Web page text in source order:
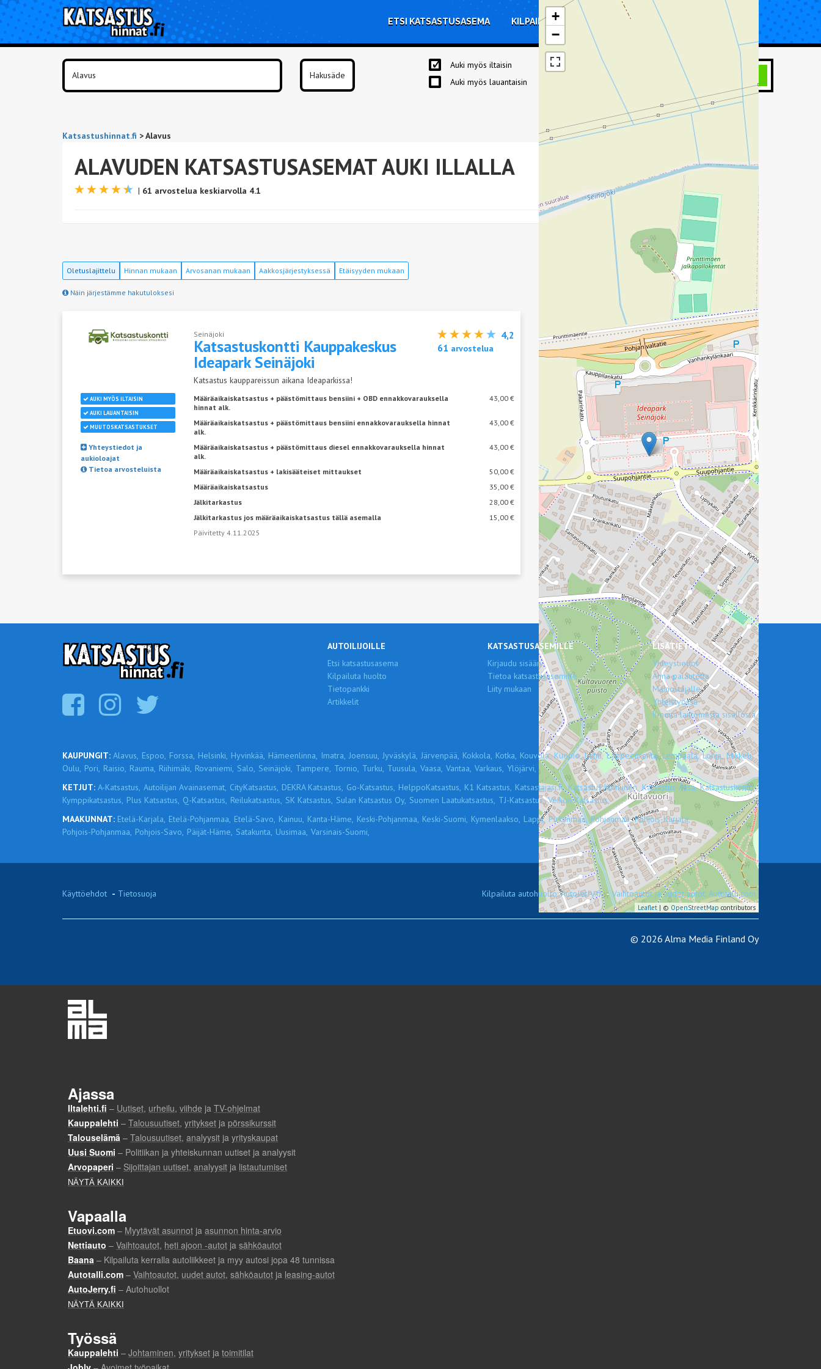
ETSI KATSASTUSASEMA KILPAILUTA KORJAUS TIETOA KATSASTUKSESTA
Auki myös iltaisin
Auki myös lauantaisin
HAE
Katsastushinnat.fi >Alavus
ALAVUDEN KATSASTUSASEMAT AUKI ILLALLA
| 61 arvostelua keskiarvolla 4.1
Oletuslajittelu Hinnan mukaan Arvosanan mukaan Aakkosjärjestyksessä Etäisyyden mukaan
Näin järjestämme hakutuloksesi
+
−
Leaflet | © OpenStreetMap contributors
Seinäjoki
Katsastuskontti Kauppakeskus
IdeaparkSeinäjoki
Katsastus kauppareissun aikana Ideaparkissa!
4,2
61 arvostelua
AUKI MYÖS ILTAISIN
AUKI LAUANTAISIN
MUUTOSKATSASTUKSET
Yhteystiedot ja
aukioloajat
Tietoa arvosteluista
Määräaikaiskatsastus + päästömittaus bensiini + OBD ennakkovarauksella
hinnat alk.
43,00 €
Määräaikaiskatsastus + päästömittaus bensiini ennakkovarauksella hinnat
alk.
43,00 €
Määräaikaiskatsastus + päästömittaus diesel ennakkovarauksella hinnat
alk.
43,00 €
Määräaikaiskatsastus + lakisääteiset mittaukset
50,00 €
Määräaikaiskatsastus
35,00 €
Jälkitarkastus
28,00 €
Jälkitarkastus jos määräaikaiskatsastus tällä asemalla
15,00 €
Päivitetty 4.11.2025
AUTOILIJOILLE
Etsi katsastusasema
Kilpailuta huolto
Tietopankki
Artikkelit
KATSASTUSASEMILLE
Kirjaudu sisään
Tietoa katsastusasemille
Liity mukaan
LISÄTIETOA
Yhteystiedot
Anna palautetta
Mainostajalle
Yhteistyössä
Ilmoita laittomasta sisällöstä
KAUPUNGIT: Alavus, Espoo, Forssa, Helsinki, Hyvinkää, Hämeenlinna, Imatra, Joensuu, Jyväskylä, Järvenpää, Kokkola, Kotka, Kouvola, Kuopio, Lahti, Lappeenranta, Lempäälä, Lohja, Mikkeli,
Oulu, Pori, Raisio, Rauma, Riihimäki, Rovaniemi, Salo, Seinäjoki, Tampere, Tornio, Turku, Tuusula, Vaasa, Vantaa, Varkaus, Ylöjärvi,
KETJUT: A-Katsastus, Autoilijan Avainasemat, CityKatsastus, DEKRA Katsastus, Go-Katsastus, HelppoKatsastus, K1 Katsastus, Katsastajasi.fi, Katsastus Kinnunen, Katsastus-Ässä, Katsastuskontti,
Kymppikatsastus, Plus Katsastus, Q-Katsastus, Reilukatsastus, SK Katsastus, Sulan Katsastus Oy, Suomen Laatukatsastus, TJ-Katsastus, Veikon Katsastus,
MAAKUNNAT: Etelä-Karjala, Etelä-Pohjanmaa, Etelä-Savo, Kainuu, Kanta-Häme, Keski-Pohjanmaa, Keski-Suomi, Kymenlaakso, Lappi, Pirkanmaa, Pohjanmaa, Pohjois-Karjala,
Pohjois-Pohjanmaa, Pohjois-Savo, Päijät-Häme, Satakunta, Uusimaa, Varsinais-Suomi,
Käyttöehdot - Tietosuoja Kilpailuta autohuolto: AutoJerry.fi - Vaihtoautot ja uudet autot: Autotalli.com
© 2026 Alma Media Finland Oy